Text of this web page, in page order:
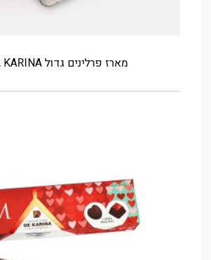
מארז פרלינים גדול DA KARINA